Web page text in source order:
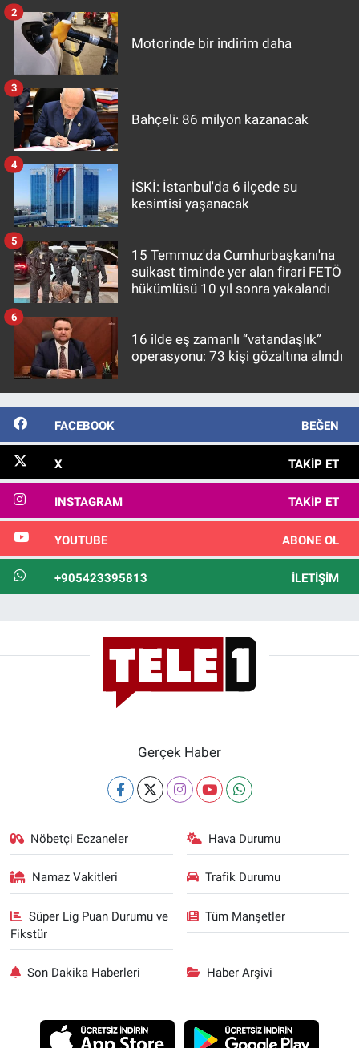
Motorinde bir indirim daha
2
Bahçeli: 86 milyon kazanacak
3
İSKİ: İstanbul'da 6 ilçede su
kesintisi yaşanacak
4
15 Temmuz'da Cumhurbaşkanı'na
suikast timinde yer alan firari FETÖ
hükümlüsü 10 yıl sonra yakalandı
5
16 ilde eş zamanlı “vatandaşlık”
operasyonu: 73 kişi gözaltına alındı
6
FACEBOOK BEĞEN
X TAKIP ET
INSTAGRAM TAKIP ET
YOUTUBE ABONE OL
+905423395813 İLETIŞIM
Gerçek Haber
Nöbetçi Eczaneler Hava Durumu
Namaz Vakitleri Trafik Durumu
Süper Lig Puan Durumu ve
Fikstür
Tüm Manşetler
Son Dakika Haberleri Haber Arşivi